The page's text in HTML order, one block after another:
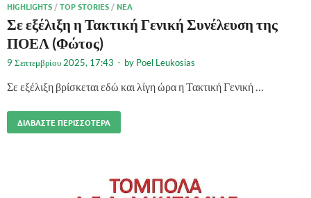
HIGHLIGHTS /TOP STORIES / ΝΈΑ
Σε εξέλιξη η Τακτική Γενική Συνέλευση της
ΠΟΕΛ (Φώτος)
9 Σεπτεμβρίου 2025, 17:43 - by Poel Leukosias
Σε εξέλιξη βρίσκεται εδώ και λίγη ώρα η Τακτική Γενική …
ΔΙΑΒΆΣΤΕ ΠΕΡΙΣΣΌΤΕΡΑ